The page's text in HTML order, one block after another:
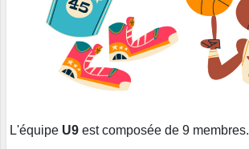
L'équipe U9 est composée de 9 membres.